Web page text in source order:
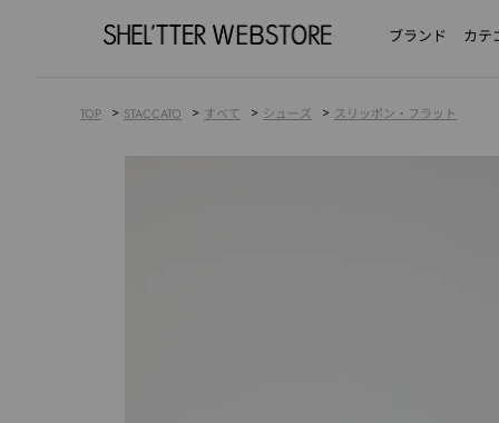
ブランド カテ
TOP > STACCATO > すべて > シューズ > スリッポン・フラット